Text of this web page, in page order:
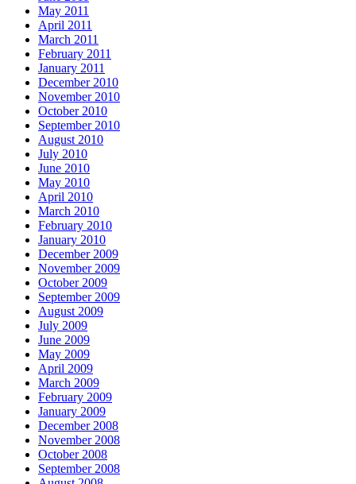
May 2011
April 2011
March 2011
February 2011
January 2011
December 2010
November 2010
October 2010
September 2010
August 2010
July 2010
June 2010
May 2010
April 2010
March 2010
February 2010
January 2010
December 2009
November 2009
October 2009
September 2009
August 2009
July 2009
June 2009
May 2009
April 2009
March 2009
February 2009
January 2009
December 2008
November 2008
October 2008
September 2008